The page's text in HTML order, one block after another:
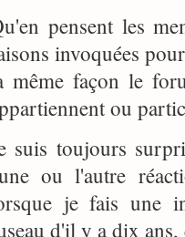
pensent les
invoquées
même façon le
ou
suis toujours
ou l'autre
je fais une
d'il y a dix